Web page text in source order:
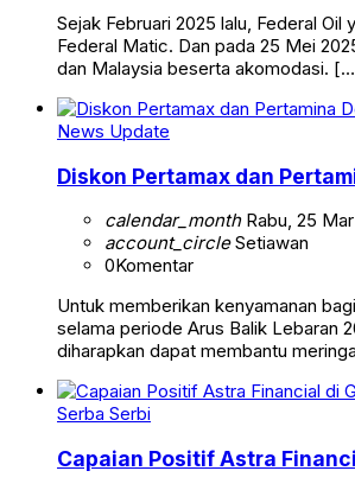
Sejak Februari 2025 lalu, Federal
Federal Matic. Dan pada 25 Mei
dan Malaysia beserta akomodasi.
News Update
Diskon Pertamax dan
calendar_monthRabu, 25
account_circleSetiawan
0Komentar
Untuk memberikan kenyamanan
selama periode Arus Balik Lebaran
diharapkan dapat membantu
Serba Serbi
Capaian Positif Astra